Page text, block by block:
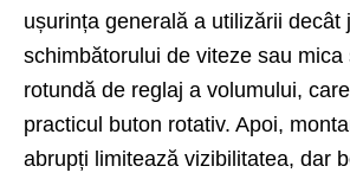
ușurința generală a utilizării decât
schimbătorului de viteze sau
rotundă de reglaj a volumului,
practicul buton rotativ. Apoi,
abrupți limitează vizibilitatea, dar